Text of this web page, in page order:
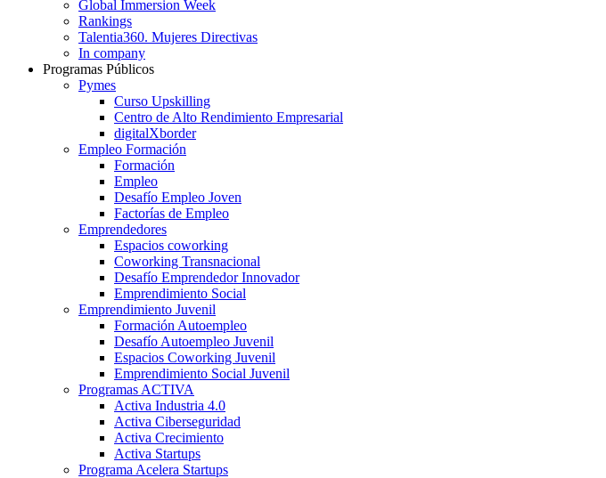
Global Immersion Week
Rankings
Talentia360. Mujeres Directivas
In company
Programas Públicos
Pymes
Curso Upskilling
Centro de Alto Rendimiento Empresarial
digitalXborder
Empleo Formación
Formación
Empleo
Desafío Empleo Joven
Factorías de Empleo
Emprendedores
Espacios coworking
Coworking Transnacional
Desafío Emprendedor Innovador
Emprendimiento Social
Emprendimiento Juvenil
Formación Autoempleo
Desafío Autoempleo Juvenil
Espacios Coworking Juvenil
Emprendimiento Social Juvenil
Programas ACTIVA
Activa Industria 4.0
Activa Ciberseguridad
Activa Crecimiento
Activa Startups
Programa Acelera Startups